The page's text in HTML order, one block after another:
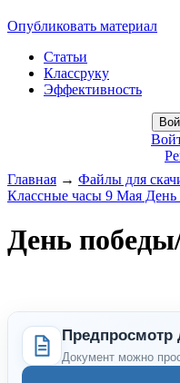
Опубликовать материал
Статьи
Классруку
Эффективность
Главная → Файлы для
Классные часы 9 Мая
День
Предпросмотр
Документ можно